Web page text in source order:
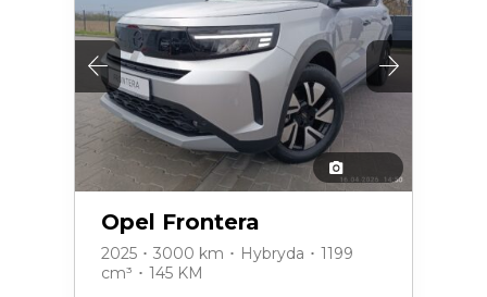
Opel Frontera
2025 ･ 3000 km ･ Hybryda ･ 1199
cm³ ･ 145 KM